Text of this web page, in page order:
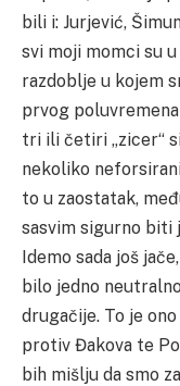
bili i: Jurjević,
svi moji momci su
razdoblje u kojem
prvog
tri ili četiri „zicer“
nekoliko
to u zaostatak,
sasvim sigurno biti
Idemo sada još
bilo jedno
drugačije. To je
protiv Đakova te
bih mišlju da smo